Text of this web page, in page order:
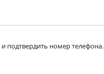
и подтвердить номер телефона.